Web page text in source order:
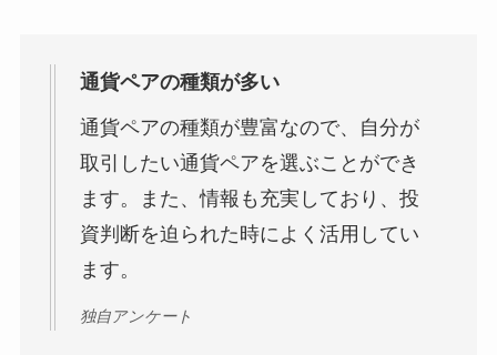
通貨ペアの種類が多い
通貨ペアの種類が豊富なので、自分が
取引したい通貨ペアを選ぶことができ
ます。また、情報も充実しており、投
資判断を迫られた時によく活用してい
ます。
独自アンケート